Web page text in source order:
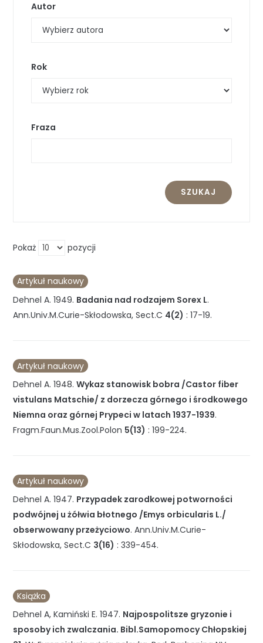
Autor
Rok
Fraza
SZUKAJ
Pokaż pozycji
Artykuł naukowy
Dehnel A. 1949. Badania nad rodzajem Sorex L.
Ann.Univ.M.Curie-Skłodowska, Sect.C 4(2) :17-19.
Artykuł naukowy
Dehnel A. 1948.Wykaz stanowisk bobra /Castor fiber
vistulans Matschie/ z dorzecza górnego i środkowego
Niemna oraz górnej Prypeci w latach 1937-1939.
Fragm.Faun.Mus.Zool.Polon 5(13) :199-224.
Artykuł naukowy
Dehnel A. 1947. Przypadek zarodkowej potworności
podwójnej u żółwia błotnego /Emys orbicularis L./
obserwowany przeżyciowo.Ann.Univ.M.Curie-
Skłodowska, Sect.C 3(16) :339-454.
Książka
Dehnel A, Kamiński E. 1947. Najpospolitsze gryzonie i
sposoby ich zwalczania. Bibl.Samopomocy Chłopskiej